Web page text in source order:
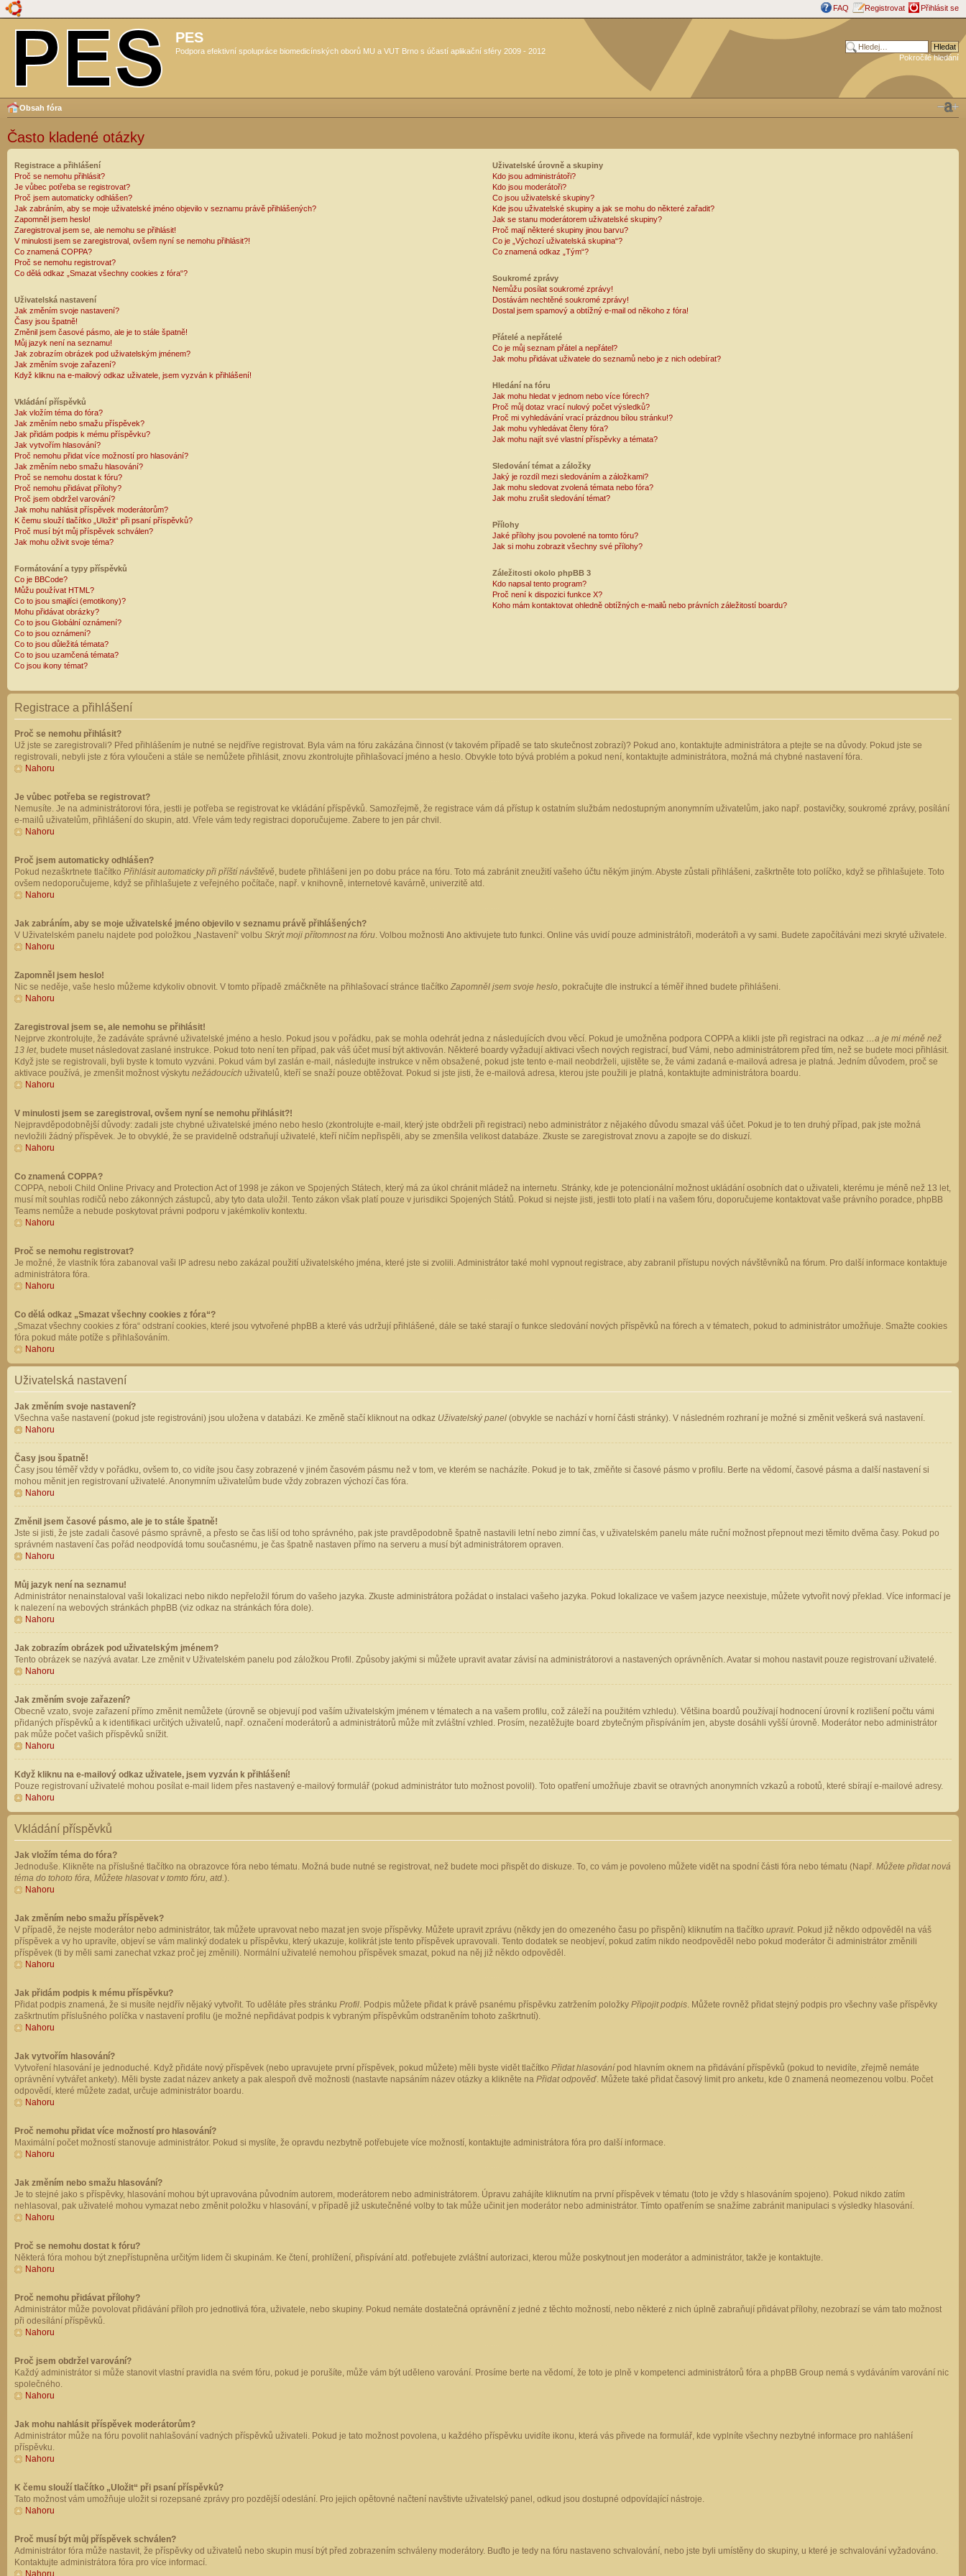
FAQ Registrovat Přihlásit se
PES
Podpora efektivní spolupráce biomedicínských oborů MU a VUT Brno s účastí aplikační sféry 2009 - 2012
Pokročilé hledání
Obsah fóra
Často kladené otázky
Registrace a přihlášení
Proč se nemohu přihlásit?
Je vůbec potřeba se registrovat?
Proč jsem automaticky odhlášen?
Jak zabráním, aby se moje uživatelské jméno objevilo v seznamu právě přihlášených?
Zapomněl jsem heslo!
Zaregistroval jsem se, ale nemohu se přihlásit!
V minulosti jsem se zaregistroval, ovšem nyní se nemohu přihlásit?!
Co znamená COPPA?
Proč se nemohu registrovat?
Co dělá odkaz „Smazat všechny cookies z fóra“?
Uživatelská nastavení
Jak změním svoje nastavení?
Časy jsou špatně!
Změnil jsem časové pásmo, ale je to stále špatně!
Můj jazyk není na seznamu!
Jak zobrazím obrázek pod uživatelským jménem?
Jak změním svoje zařazení?
Když kliknu na e-mailový odkaz uživatele, jsem vyzván k přihlášení!
Vkládání příspěvků
Jak vložím téma do fóra?
Jak změním nebo smažu příspěvek?
Jak přidám podpis k mému příspěvku?
Jak vytvořím hlasování?
Proč nemohu přidat více možností pro hlasování?
Jak změním nebo smažu hlasování?
Proč se nemohu dostat k fóru?
Proč nemohu přidávat přílohy?
Proč jsem obdržel varování?
Jak mohu nahlásit příspěvek moderátorům?
K čemu slouží tlačítko „Uložit“ při psaní příspěvků?
Proč musí být můj příspěvek schválen?
Jak mohu oživit svoje téma?
Formátování a typy příspěvků
Co je BBCode?
Můžu používat HTML?
Co to jsou smajlíci (emotikony)?
Mohu přidávat obrázky?
Co to jsou Globální oznámení?
Co to jsou oznámení?
Co to jsou důležitá témata?
Co to jsou uzamčená témata?
Co jsou ikony témat?
Uživatelské úrovně a skupiny
Kdo jsou administrátoři?
Kdo jsou moderátoři?
Co jsou uživatelské skupiny?
Kde jsou uživatelské skupiny a jak se mohu do některé zařadit?
Jak se stanu moderátorem uživatelské skupiny?
Proč mají některé skupiny jinou barvu?
Co je „Výchozí uživatelská skupina“?
Co znamená odkaz „Tým“?
Soukromé zprávy
Nemůžu posílat soukromé zprávy!
Dostávám nechtěné soukromé zprávy!
Dostal jsem spamový a obtížný e-mail od někoho z fóra!
Přátelé a nepřátelé
Co je můj seznam přátel a nepřátel?
Jak mohu přidávat uživatele do seznamů nebo je z nich odebírat?
Hledání na fóru
Jak mohu hledat v jednom nebo více fórech?
Proč můj dotaz vrací nulový počet výsledků?
Proč mi vyhledávání vrací prázdnou bílou stránku!?
Jak mohu vyhledávat členy fóra?
Jak mohu najít své vlastní příspěvky a témata?
Sledování témat a záložky
Jaký je rozdíl mezi sledováním a záložkami?
Jak mohu sledovat zvolená témata nebo fóra?
Jak mohu zrušit sledování témat?
Přílohy
Jaké přílohy jsou povolené na tomto fóru?
Jak si mohu zobrazit všechny své přílohy?
Záležitosti okolo phpBB 3
Kdo napsal tento program?
Proč není k dispozici funkce X?
Koho mám kontaktovat ohledně obtížných e-mailů nebo právních záležitostí boardu?
Registrace a přihlášení
Proč se nemohu přihlásit?
Už jste se zaregistrovali? Před přihlášením je nutné se nejdříve registrovat. Byla vám na fóru zakázána činnost (v takovém případě se tato skutečnost zobrazí)? Pokud ano, kontaktujte administrátora a ptejte se na důvody. Pokud jste se
registrovali, nebyli jste z fóra vyloučeni a stále se nemůžete přihlásit, znovu zkontrolujte přihlašovací jméno a heslo. Obvykle toto bývá problém a pokud není, kontaktujte administrátora, možná má chybné nastavení fóra.
Nahoru
Je vůbec potřeba se registrovat?
Nemusíte. Je na administrátorovi fóra, jestli je potřeba se registrovat ke vkládání příspěvků. Samozřejmě, že registrace vám dá přístup k ostatním službám nedostupným anonymním uživatelům, jako např. postavičky, soukromé zprávy, posílání
e-mailů uživatelům, přihlášení do skupin, atd. Vřele vám tedy registraci doporučujeme. Zabere to jen pár chvil.
Nahoru
Proč jsem automaticky odhlášen?
Pokud nezaškrtnete tlačítko Přihlásit automaticky při příští návštěvě, budete přihlášeni jen po dobu práce na fóru. Toto má zabránit zneužití vašeho účtu někým jiným. Abyste zůstali přihlášeni, zaškrtněte toto políčko, když se přihlašujete. Toto
ovšem nedoporučujeme, když se přihlašujete z veřejného počítače, např. v knihovně, internetové kavárně, univerzitě atd.
Nahoru
Jak zabráním, aby se moje uživatelské jméno objevilo v seznamu právě přihlášených?
V Uživatelském panelu najdete pod položkou „Nastavení“ volbu Skrýt moji přítomnost na fóru. Volbou možnosti Ano aktivujete tuto funkci. Online vás uvidí pouze administrátoři, moderátoři a vy sami. Budete započítáváni mezi skryté uživatele.
Nahoru
Zapomněl jsem heslo!
Nic se neděje, vaše heslo můžeme kdykoliv obnovit. V tomto případě zmáčkněte na přihlašovací stránce tlačítko Zapomněl jsem svoje heslo, pokračujte dle instrukcí a téměř ihned budete přihlášeni.
Nahoru
Zaregistroval jsem se, ale nemohu se přihlásit!
Nejprve zkontrolujte, že zadáváte správné uživatelské jméno a heslo. Pokud jsou v pořádku, pak se mohla odehrát jedna z následujících dvou věcí. Pokud je umožněna podpora COPPA a klikli jste při registraci na odkaz …a je mi méně než
13 let, budete muset následovat zaslané instrukce. Pokud toto není ten případ, pak váš účet musí být aktivován. Některé boardy vyžadují aktivaci všech nových registrací, buď Vámi, nebo administrátorem před tím, než se budete moci přihlásit.
Když jste se registrovali, byli byste k tomuto vyzváni. Pokud vám byl zaslán e-mail, následujte instrukce v něm obsažené, pokud jste tento e-mail neobdrželi, ujistěte se, že vámi zadaná e-mailová adresa je platná. Jedním důvodem, proč se
aktivace používá, je zmenšit možnost výskytu nežádoucích uživatelů, kteří se snaží pouze obtěžovat. Pokud si jste jisti, že e-mailová adresa, kterou jste použili je platná, kontaktujte administrátora boardu.
Nahoru
V minulosti jsem se zaregistroval, ovšem nyní se nemohu přihlásit?!
Nejpravděpodobnější důvody: zadali jste chybné uživatelské jméno nebo heslo (zkontrolujte e-mail, který jste obdrželi při registraci) nebo administrátor z nějakého důvodu smazal váš účet. Pokud je to ten druhý případ, pak jste možná
nevložili žádný příspěvek. Je to obvyklé, že se pravidelně odstraňují uživatelé, kteří ničím nepřispěli, aby se zmenšila velikost databáze. Zkuste se zaregistrovat znovu a zapojte se do diskuzí.
Nahoru
Co znamená COPPA?
COPPA, neboli Child Online Privacy and Protection Act of 1998 je zákon ve Spojených Státech, který má za úkol chránit mládež na internetu. Stránky, kde je potencionální možnost ukládání osobních dat o uživateli, kterému je méně než 13 let,
musí mít souhlas rodičů nebo zákonných zástupců, aby tyto data uložil. Tento zákon však platí pouze v jurisdikci Spojených Států. Pokud si nejste jisti, jestli toto platí i na vašem fóru, doporučujeme kontaktovat vaše právního poradce, phpBB
Teams nemůže a nebude poskytovat právni podporu v jakémkoliv kontextu.
Nahoru
Proč se nemohu registrovat?
Je možné, že vlastník fóra zabanoval vaši IP adresu nebo zakázal použití uživatelského jména, které jste si zvolili. Administrátor také mohl vypnout registrace, aby zabranil přístupu nových návštěvníků na fórum. Pro další informace kontaktuje
administrátora fóra.
Nahoru
Co dělá odkaz „Smazat všechny cookies z fóra“?
„Smazat všechny cookies z fóra“ odstraní cookies, které jsou vytvořené phpBB a které vás udržují přihlášené, dále se také starají o funkce sledování nových příspěvků na fórech a v tématech, pokud to administrátor umožňuje. Smažte cookies
fóra pokud máte potíže s přihlašováním.
Nahoru
Uživatelská nastavení
Jak změním svoje nastavení?
Všechna vaše nastavení (pokud jste registrováni) jsou uložena v databázi. Ke změně stačí kliknout na odkaz Uživatelský panel (obvykle se nachází v horní části stránky). V následném rozhraní je možné si změnit veškerá svá nastavení.
Nahoru
Časy jsou špatně!
Časy jsou téměř vždy v pořádku, ovšem to, co vidíte jsou časy zobrazené v jiném časovém pásmu než v tom, ve kterém se nacházíte. Pokud je to tak, změňte si časové pásmo v profilu. Berte na vědomí, časové pásma a další nastavení si
mohou měnit jen registrovaní uživatelé. Anonymním uživatelům bude vždy zobrazen výchozí čas fóra.
Nahoru
Změnil jsem časové pásmo, ale je to stále špatně!
Jste si jisti, že jste zadali časové pásmo správně, a přesto se čas liší od toho správného, pak jste pravděpodobně špatně nastavili letní nebo zimní čas, v uživatelském panelu máte ruční možnost přepnout mezi těmito dvěma časy. Pokud po
správném nastavení čas pořád neodpovídá tomu současnému, je čas špatně nastaven přímo na serveru a musí být administrátorem opraven.
Nahoru
Můj jazyk není na seznamu!
Administrátor nenainstaloval vaši lokalizaci nebo nikdo nepřeložil fórum do vašeho jazyka. Zkuste administrátora požádat o instalaci vašeho jazyka. Pokud lokalizace ve vašem jazyce neexistuje, můžete vytvořit nový překlad. Více informací je
k nalezení na webových stránkách phpBB (viz odkaz na stránkách fóra dole).
Nahoru
Jak zobrazím obrázek pod uživatelským jménem?
Tento obrázek se nazývá avatar. Lze změnit v Uživatelském panelu pod záložkou Profil. Způsoby jakými si můžete upravit avatar závisí na administrátorovi a nastavených oprávněních. Avatar si mohou nastavit pouze registrovaní uživatelé.
Nahoru
Jak změním svoje zařazení?
Obecně vzato, svoje zařazení přímo změnit nemůžete (úrovně se objevují pod vaším uživatelským jménem v tématech a na vašem profilu, což záleží na použitém vzhledu). Většina boardů používají hodnocení úrovní k rozlišení počtu vámi
přidaných příspěvků a k identifikaci určitých uživatelů, např. označení moderátorů a administrátorů může mít zvláštní vzhled. Prosím, nezatěžujte board zbytečným přispíváním jen, abyste dosáhli vyšší úrovně. Moderátor nebo administrátor
pak může počet vašich příspěvků snížit.
Nahoru
Když kliknu na e-mailový odkaz uživatele, jsem vyzván k přihlášení!
Pouze registrovaní uživatelé mohou posílat e-mail lidem přes nastavený e-mailový formulář (pokud administrátor tuto možnost povolil). Toto opatření umožňuje zbavit se otravných anonymních vzkazů a robotů, které sbírají e-mailové adresy.
Nahoru
Vkládání příspěvků
Jak vložím téma do fóra?
Jednoduše. Klikněte na příslušné tlačítko na obrazovce fóra nebo tématu. Možná bude nutné se registrovat, než budete moci přispět do diskuze. To, co vám je povoleno můžete vidět na spodní části fóra nebo tématu (Např. Můžete přidat nová
téma do tohoto fóra, Můžete hlasovat v tomto fóru, atd.).
Nahoru
Jak změním nebo smažu příspěvek?
V případě, že nejste moderátor nebo administrátor, tak můžete upravovat nebo mazat jen svoje příspěvky. Můžete upravit zprávu (někdy jen do omezeného času po přispění) kliknutím na tlačítko upravit. Pokud již někdo odpověděl na váš
příspěvek a vy ho upravíte, objeví se vám malinký dodatek u příspěvku, který ukazuje, kolikrát jste tento příspěvek upravovali. Tento dodatek se neobjeví, pokud zatím nikdo neodpověděl nebo pokud moderátor či administrátor změnili
příspěvek (ti by měli sami zanechat vzkaz proč jej změnili). Normální uživatelé nemohou příspěvek smazat, pokud na něj již někdo odpověděl.
Nahoru
Jak přidám podpis k mému příspěvku?
Přidat podpis znamená, že si musíte nejdřív nějaký vytvořit. To uděláte přes stránku Profil. Podpis můžete přidat k právě psanému příspěvku zatržením položky Připojit podpis. Můžete rovněž přidat stejný podpis pro všechny vaše příspěvky
zaškrtnutím příslušného políčka v nastavení profilu (je možné nepřidávat podpis k vybraným příspěvkům odstraněním tohoto zaškrtnutí).
Nahoru
Jak vytvořím hlasování?
Vytvoření hlasování je jednoduché. Když přidáte nový příspěvek (nebo upravujete první příspěvek, pokud můžete) měli byste vidět tlačítko Přidat hlasování pod hlavním oknem na přidávání příspěvků (pokud to nevidíte, zřejmě nemáte
oprávnění vytvářet ankety). Měli byste zadat název ankety a pak alespoň dvě možnosti (nastavte napsáním název otázky a klikněte na Přidat odpověď. Můžete také přidat časový limit pro anketu, kde 0 znamená neomezenou volbu. Počet
odpovědí, které můžete zadat, určuje administrátor boardu.
Nahoru
Proč nemohu přidat více možností pro hlasování?
Maximální počet možností stanovuje administrátor. Pokud si myslíte, že opravdu nezbytně potřebujete více možností, kontaktujte administrátora fóra pro další informace.
Nahoru
Jak změním nebo smažu hlasování?
Je to stejné jako s příspěvky, hlasování mohou být upravována původním autorem, moderátorem nebo administrátorem. Úpravu zahájíte kliknutím na první příspěvek v tématu (toto je vždy s hlasováním spojeno). Pokud nikdo zatím
nehlasoval, pak uživatelé mohou vymazat nebo změnit položku v hlasování, v případě již uskutečněné volby to tak může učinit jen moderátor nebo administrátor. Tímto opatřením se snažíme zabránit manipulaci s výsledky hlasování.
Nahoru
Proč se nemohu dostat k fóru?
Některá fóra mohou být znepřístupněna určitým lidem či skupinám. Ke čtení, prohlížení, přispívání atd. potřebujete zvláštní autorizaci, kterou může poskytnout jen moderátor a administrátor, takže je kontaktujte.
Nahoru
Proč nemohu přidávat přílohy?
Administrátor může povolovat přidávání příloh pro jednotlivá fóra, uživatele, nebo skupiny. Pokud nemáte dostatečná oprávnění z jedné z těchto možností, nebo některé z nich úplně zabraňují přidávat přílohy, nezobrazí se vám tato možnost
při odesílání příspěvků.
Nahoru
Proč jsem obdržel varování?
Každý administrátor si může stanovit vlastní pravidla na svém fóru, pokud je porušíte, může vám být uděleno varování. Prosíme berte na vědomí, že toto je plně v kompetenci administrátorů fóra a phpBB Group nemá s vydáváním varování nic
společného.
Nahoru
Jak mohu nahlásit příspěvek moderátorům?
Administrátor může na fóru povolit nahlašování vadných příspěvků uživateli. Pokud je tato možnost povolena, u každého příspěvku uvidíte ikonu, která vás přivede na formulář, kde vyplníte všechny nezbytné informace pro nahlášení
příspěvku.
Nahoru
K čemu slouží tlačítko „Uložit“ při psaní příspěvků?
Tato možnost vám umožňuje uložit si rozepsané zprávy pro pozdější odeslání. Pro jejich opětovné načtení navštivte uživatelský panel, odkud jsou dostupné odpovídající nástroje.
Nahoru
Proč musí být můj příspěvek schválen?
Administrátor fóra může nastavit, že příspěvky od uživatelů nebo skupin musí být před zobrazením schváleny moderátory. Buďto je tedy na fóru nastaveno schvalování, nebo jste byli umístěny do skupiny, u které je schvalování vyžadováno.
Kontaktujte administrátora fóra pro více informací.
Nahoru